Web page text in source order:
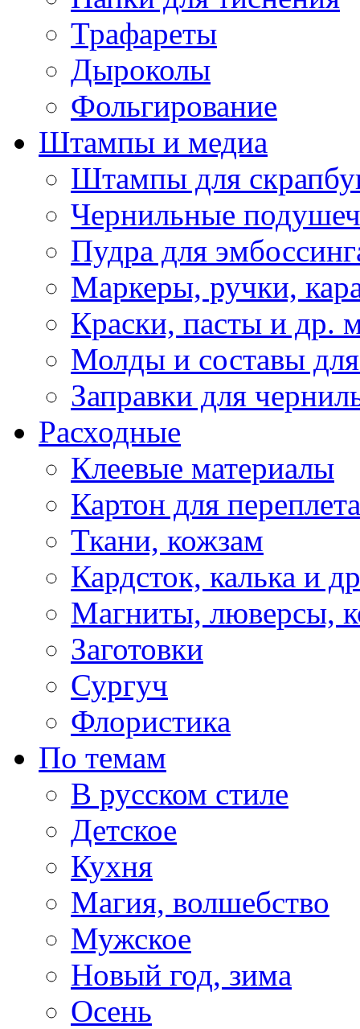
Трафареты
Дыроколы
Фольгирование
Штампы и медиа
Штампы для
Чернильные
Пудра для
Маркеры, ручки,
Краски, пасты и др.
Молды и составы
Заправки для
Расходные
Клеевые материалы
Картон для переплета
Ткани, кожзам
Кардсток, калька и
Магниты, люверсы,
Заготовки
Сургуч
Флористика
По темам
В русском стиле
Детское
Кухня
Магия, волшебство
Мужское
Новый год, зима
Осень